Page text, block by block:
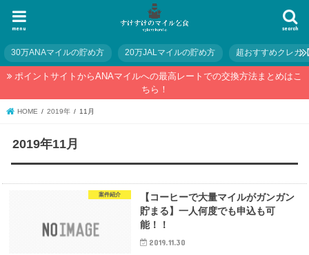
search
menu
30万ANAマイルの貯め方 20万JALマイルの貯め方 超おすすめクレカ
ポイントサイトからANAマイルへの最高レートでの交換方法まとめはこ
ちら！
HOME 2019年 11月
2019年11月
案件紹介
【コーヒーで大量マイルがガンガン
貯まる】一人何度でも申込も可
能！！
2019.11.30